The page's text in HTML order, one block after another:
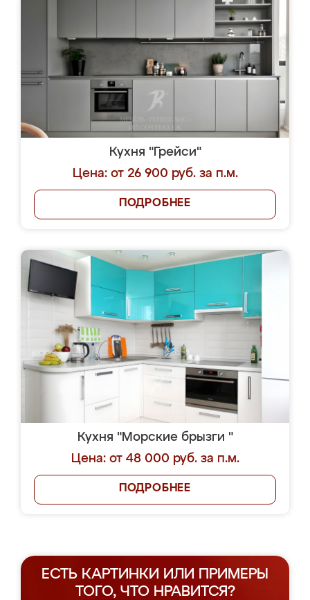
Кухня "Грейси"
Цена: от 26 900 руб. за п.м.
ПОДРОБНЕЕ
Кухня "Морские брызги "
Цена: от 48 000 руб. за п.м.
ПОДРОБНЕЕ
ЕСТЬ КАРТИНКИ ИЛИ ПРИМЕРЫ
ТОГО, ЧТО НРАВИТСЯ?